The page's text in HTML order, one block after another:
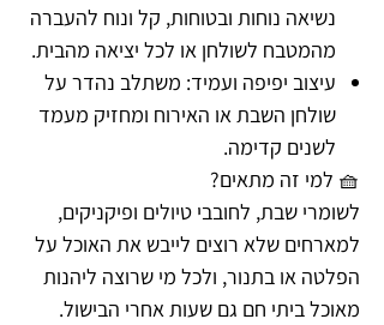
נשיאה נוחות ובטוחות, קל ונוח להעברה
מהמטבח לשולחן או לכל יציאה מהבית.
עיצוב יפיפה ועמיד: משתלב נהדר על
שולחן השבת או האירוח ומחזיק מעמד
לשנים קדימה.
🧺 למי זה מתאים?
לשומרי שבת, לחובבי טיולים ופיקניקים,
למארחים שלא רוצים לייבש את האוכל על
הפלטה או בתנור, ולכל מי שרוצה ליהנות
מאוכל ביתי חם גם שעות אחרי הבישול.